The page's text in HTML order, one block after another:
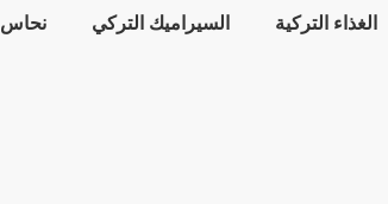
السيراميك التركي الغذاء التركية